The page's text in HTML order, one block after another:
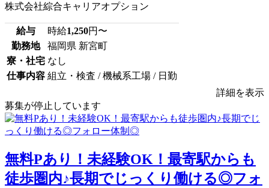
株式会社綜合キャリアオプション
給与 時給1,250円〜
勤務地
福岡県 新宮町
寮・社宅 なし
仕事内容 組立・検査 / 機械系工場 / 日勤
詳細を表示
募集が停止しています
無料Pあり！未経験OK！最寄駅からも
徒歩圏内♪長期でじっくり働ける◎フォ